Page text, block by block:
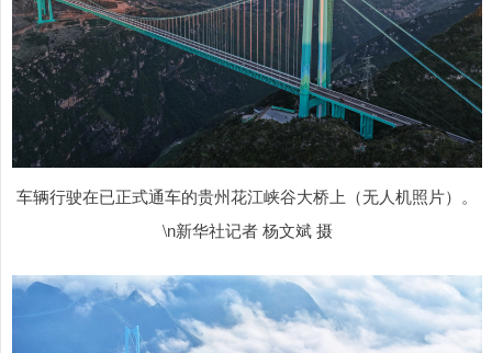
车辆行驶在已正式通车的贵州花江峡谷大桥上（无人机照片）。
\n新华社记者 杨文斌 摄